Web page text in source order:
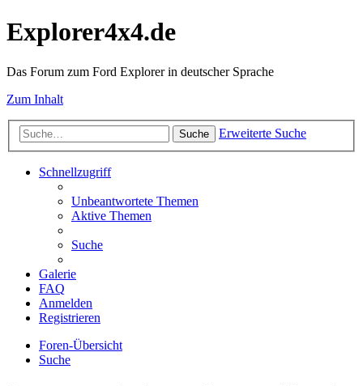
Explorer4x4.de
Das Forum zum Ford Explorer in deutscher Sprache
Zum Inhalt
Suche Erweiterte Suche
Schnellzugriff
Unbeantwortete Themen
Aktive Themen
Suche
Galerie
FAQ
Anmelden
Registrieren
Foren-Übersicht
Suche